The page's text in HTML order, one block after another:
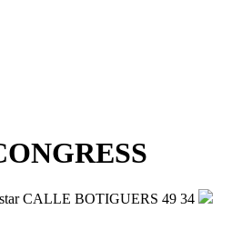
CALLE BOTIGUERS 49 34